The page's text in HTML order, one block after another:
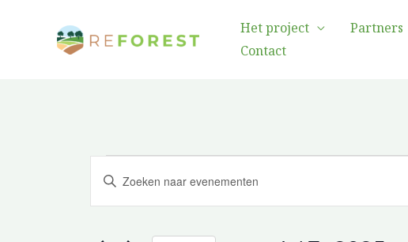
Het project Partners
Contact
Navigatie
Trefwoord